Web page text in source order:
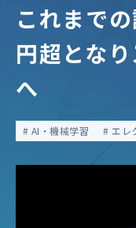
これまで
円超とな
へ
AI・機械学習 エレ